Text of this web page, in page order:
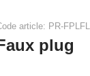
article: PR-FPLFL,
plug